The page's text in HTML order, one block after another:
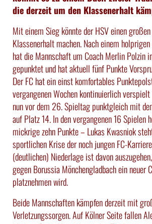
die derzeit um den Klassenerhalt
Mit einem Sieg könnte der HSV einen
Klassenerhalt machen. Nach einem
hat die Mannschaft um Coach Merlin Polzin
gepunktet und hat aktuell fünf Punkte
Der FC hat ein einst komfortables
vergangenen Wochen kontinuierlich
nun vor dem 26. Spieltag punktgleich mit
auf Platz 14. In den vergangenen 16 Spielen
mickrige zehn Punkte – Lukas Kwasniok
sportlichen Krise der noch jungen FC-
(deutlichen) Niederlage ist davon
gegen Borussia Mönchengladbach ein neuer
platznehmen wird.
Beide Mannschaften kämpfen derzeit mit
Verletzungssorgen. Auf Kölner Seite fallen